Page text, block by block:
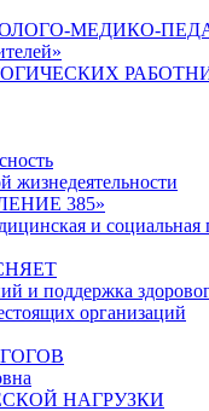
МЕДИКО-
жизнедеятельности
385»
и
и поддержка
организаций
НАГРУЗКИ